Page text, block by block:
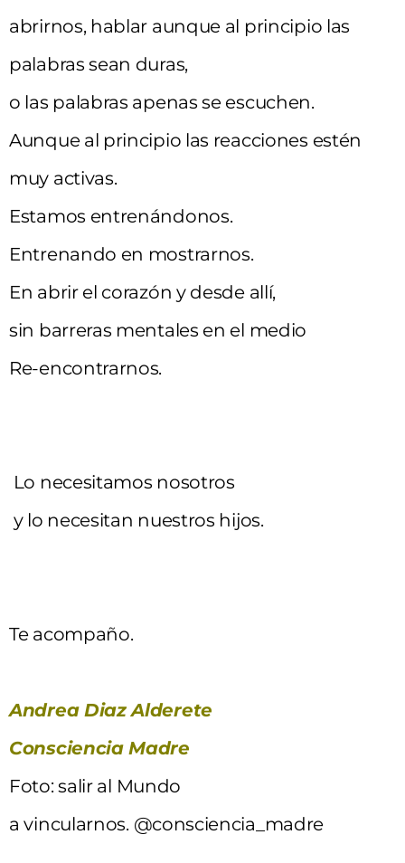
abrirnos, hablar aunque al principio las
palabras sean duras,
o las palabras apenas se escuchen.
Aunque al principio las reacciones estén
muy activas.
Estamos entrenándonos.
Entrenando en mostrarnos.
En abrir el corazón y desde allí,
sin barreras mentales en el medio
Re-encontrarnos.
Lo necesitamos nosotros
y lo necesitan nuestros hijos.
Te acompaño.
Andrea Diaz Alderete
Consciencia Madre
Foto:salir al Mundo
a vincularnos. @consciencia_madre